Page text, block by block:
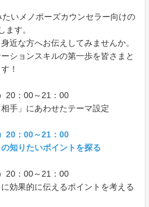
いメノポーズカウンセラー向けの
ます。
近な方へお伝えしてみませんか。
ションスキルの第一歩を皆さまと
！
20：00～21：00
手」にあわせたテーマ設定
20：00～21：00
知りたいポイントを探る
20：00～21：00
効果的に伝えるポイントを考える